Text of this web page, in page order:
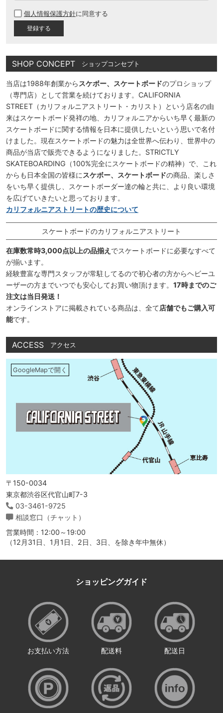
須
個人情報保護方針に同意する
SHOP CONCEPT ショップコンセプト
当店は1988年創業から スケボー、スケートボードのプロショップ
（専門店）として営業を続けております。CALIFORNIA
STREET（カリフォルニアストリート・カリスト）という店名の由
来はスケートボード発祥の地、カリフォルニアからいち早く最新の
スケートボードに関する情報を日本に提供したいという思いで名付
けました。現在スケートボードの魅力は全世界へ伝わり、世界中の
商品が当店で販売できるようになりました。STRICTLY
SKATEBOARDING（100%完全にスケートボードの精神）で、これ
からも日本全国の皆様に スケボー、スケートボードの商品、楽しさ
をいち早く提供し、スケートボーダー達の輪と共に、より良い環境
を広げていきたいと思っております。
カリフォルニアストリートの歴史について
スケートボードのカリフォルニアストリート
在庫数常時3,000点以上の品揃え でスケートボードに必要なすべて
が揃います。
経験豊富な専門スタッフが常駐してるので初心者の方からヘビーユ
ーザーの方までいつでも安心してお買い物頂けます。 17時までのご
注文は当日発送！
オンラインストアに掲載されている商品は、全て店舗でもご購入可
能です。
ACCESS アクセス
GoogleMapで開く
〒150-0034
東京都渋谷区代官山町7-3
03-3461-9725
相談窓口（チャット）
営業時間：12:00～19:00
（12月31日、1月1日、2日、3日、を除き年中無休）
ショッピングガイド
お支払い方法 配送料 配送日